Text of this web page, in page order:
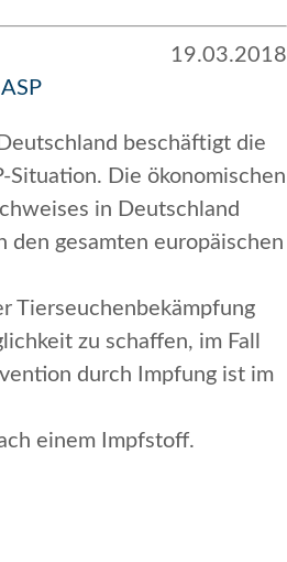
19.03.2018
beschäftigt die
Situation. Die ökonomischen
in Deutschland
den gesamten europäischen
Tierseuchenbekämpfung
zu schaffen, im Fall
durch Impfung ist im
einem Impfstoff.